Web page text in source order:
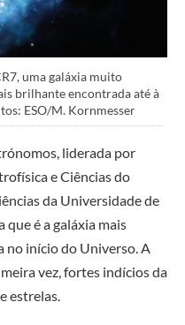
uma galáxia muito
brilhante encontrada até à
ESO/M. Kornmesser
liderada por
e Ciências do
da Universidade de
que é a galáxia mais
no início do Universo. A
vez, fortes indícios da
estrelas.